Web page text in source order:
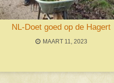
NL-Doet goed op de Hagert
MAART 11, 2023